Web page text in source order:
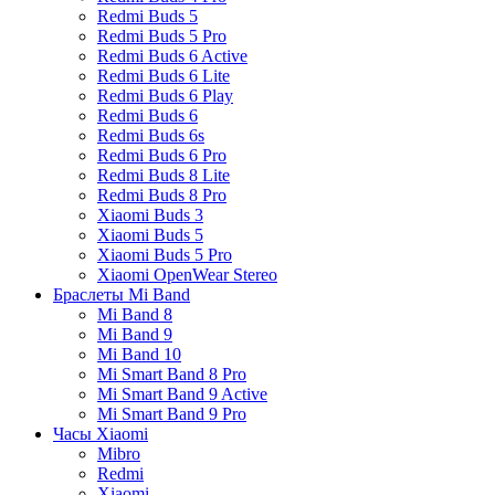
Redmi Buds 5
Redmi Buds 5 Pro
Redmi Buds 6 Active
Redmi Buds 6 Lite
Redmi Buds 6 Play
Redmi Buds 6
Redmi Buds 6s
Redmi Buds 6 Pro
Redmi Buds 8 Lite
Redmi Buds 8 Pro
Xiaomi Buds 3
Xiaomi Buds 5
Xiaomi Buds 5 Pro
Xiaomi OpenWear Stereo
Браслеты Mi Band
Mi Band 8
Mi Band 9
Mi Band 10
Mi Smart Band 8 Pro
Mi Smart Band 9 Active
Mi Smart Band 9 Pro
Часы Xiaomi
Mibro
Redmi